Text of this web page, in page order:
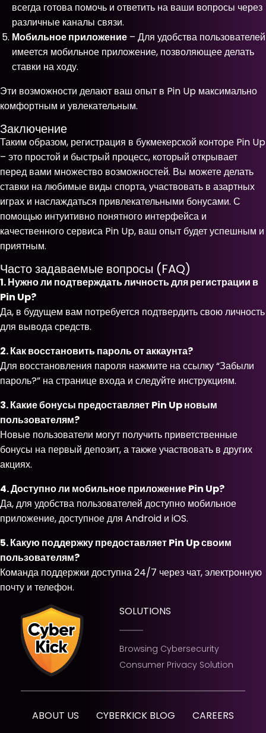
всегда готова помочь и ответить на ваши вопросы через
различные каналы связи.
Мобильное приложение – Для удобства пользователей
имеется мобильное приложение, позволяющее делать
ставки на ходу.
Эти возможности делают ваш опыт в Pin Up максимально
комфортным и увлекательным.
Заключение
Таким образом, регистрация в букмекерской конторе Pin Up
– это простой и быстрый процесс, который открывает
перед вами множество возможностей. Вы можете делать
ставки на любимые виды спорта, участвовать в азартных
играх и наслаждаться привлекательными бонусами. С
помощью интуитивно понятного интерфейса и
качественного сервиса Pin Up, ваш опыт будет успешным и
приятным.
Часто задаваемые вопросы (FAQ)
1. Нужно ли подтверждать личность для регистрации в
Pin Up?
Да, в будущем вам потребуется подтвердить свою личность
для вывода средств.
2. Как восстановить пароль от аккаунта?
Для восстановления пароля нажмите на ссылку “Забыли
пароль?” на странице входа и следуйте инструкциям.
3. Какие бонусы предоставляет Pin Up новым
пользователям?
Новые пользователи могут получить приветственные
бонусы на первый депозит, а также участвовать в других
акциях.
4. Доступно ли мобильное приложение Pin Up?
Да, для удобства пользователей доступно мобильное
приложение, доступное для Android и iOS.
5. Какую поддержку предоставляет Pin Up своим
пользователям?
Команда поддержки доступна 24/7 через чат, электронную
почту и телефон.
SOLUTIONS
Browsing Cybersecurity
Consumer Privacy Solution
ABOUT US CYBERKICK BLOG CAREERS